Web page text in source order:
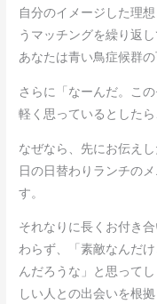
自分のイメージした理
うマッチングを繰り返し
あなたは青い鳥症候群
さらに「なーんだ。こ
軽く思っているとした
なぜなら、先にお伝え
日の日替わりランチの
す。
それなりに長くお付き
わらず、「素敵なんだ
んだろうな」と思って
しい人との出会いを根